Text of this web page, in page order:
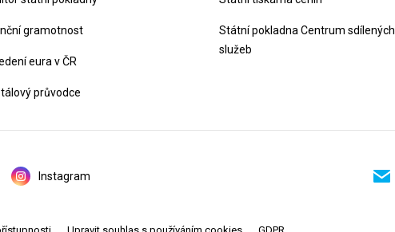
gramotnost
eura v ČR
průvodce
Státní pokladna Centrum sdílených
služeb
Instagram